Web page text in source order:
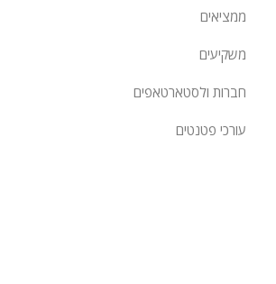
ממציאים
משקיעים
חברות ולסטארטאפים
עורכי פטנטים